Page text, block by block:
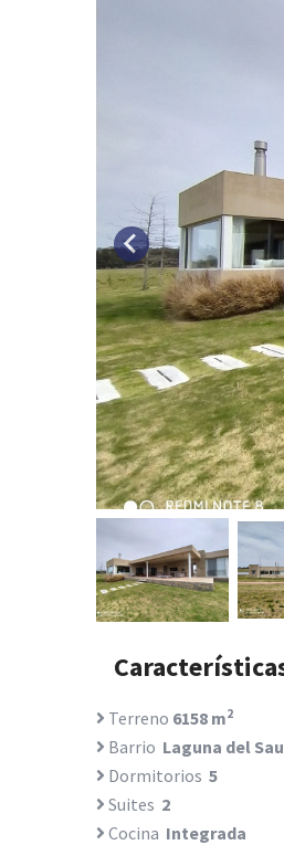
Terreno 6158 m2
Barrio Laguna del
Dormitorios 5
Suites 2
Cocina Integrada